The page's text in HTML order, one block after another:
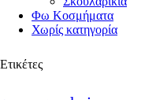
Φω Κοσμήματα
Χωρίς κατηγορία
Ετικέτες